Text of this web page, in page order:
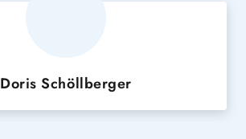
Doris Schöllberger